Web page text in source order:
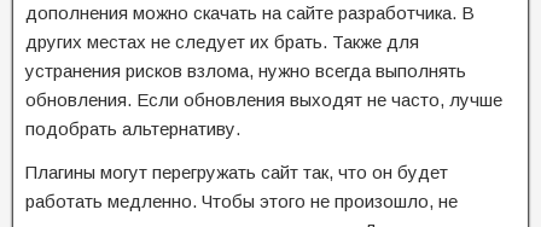
дополнения можно скачать на сайте разработчика. В
других местах не следует их брать. Также для
устранения рисков взлома, нужно всегда выполнять
обновления. Если обновления выходят не часто, лучше
подобрать альтернативу.
Плагины могут перегружать сайт так, что он будет
работать медленно. Чтобы этого не произошло, не